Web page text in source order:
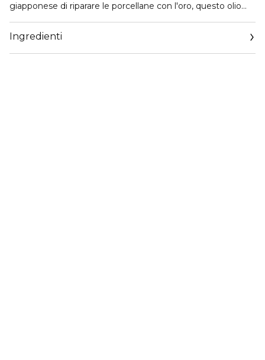
giapponese di riparare le porcellane con l'oro, questo olio
applicazione. per una riparazione più intensa e una migliore
performance della maschera, aggiungere due gocce di olio
nel trattamento durante la detersione, per capelli fino a
Ingredienti